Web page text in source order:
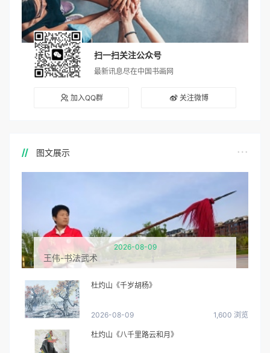
扫一扫关注公众号
最新讯息尽在中国书画网
加入QQ群 关注微博
图文展示
2026-08-09
王伟-书法武术
杜灼山《千岁胡杨》
2026-08-09 1,600 浏览
杜灼山《八千里路云和月》